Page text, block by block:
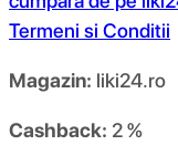
Termeni si Conditii
Magazin: liki24.ro
Cashback: 2 %